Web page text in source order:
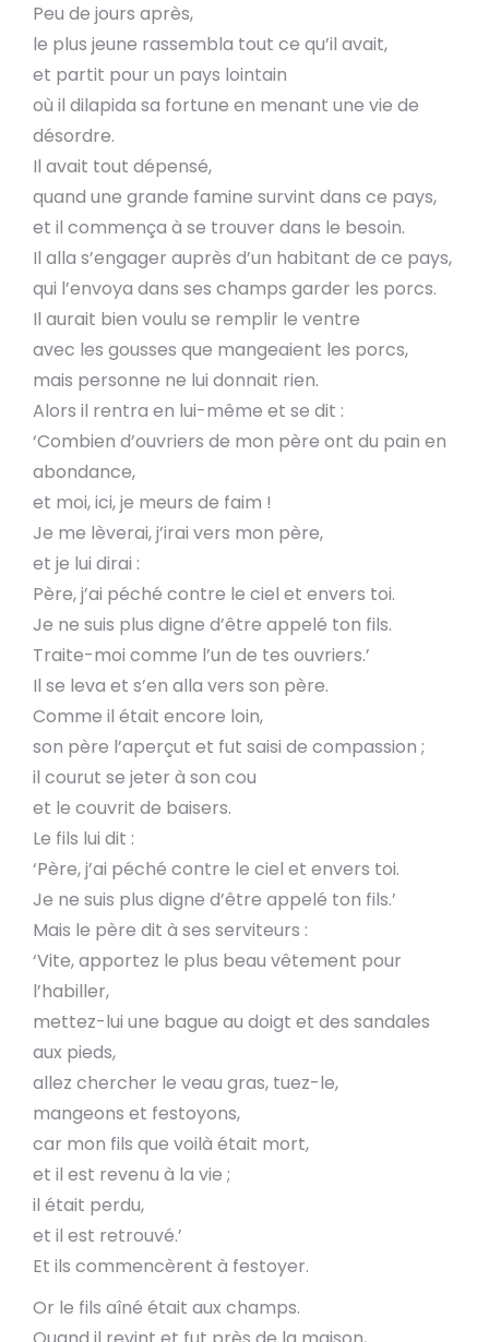
Peu de jours après,
le plus jeune rassembla tout ce qu’il avait,
et partit pour un pays lointain
où il dilapida sa fortune en menant une vie de
désordre.
Il avait tout dépensé,
quand une grande famine survint dans ce pays,
et il commença à se trouver dans le besoin.
Il alla s’engager auprès d’un habitant de ce pays,
qui l’envoya dans ses champs garder les porcs.
Il aurait bien voulu se remplir le ventre
avec les gousses que mangeaient les porcs,
mais personne ne lui donnait rien.
Alors il rentra en lui-même et se dit :
‘Combien d’ouvriers de mon père ont du pain en
abondance,
et moi, ici, je meurs de faim !
Je me lèverai, j’irai vers mon père,
et je lui dirai :
Père, j’ai péché contre le ciel et envers toi.
Je ne suis plus digne d’être appelé ton fils.
Traite-moi comme l’un de tes ouvriers.’
Il se leva et s’en alla vers son père.
Comme il était encore loin,
son père l’aperçut et fut saisi de compassion ;
il courut se jeter à son cou
et le couvrit de baisers.
Le fils lui dit :
‘Père, j’ai péché contre le ciel et envers toi.
Je ne suis plus digne d’être appelé ton fils.’
Mais le père dit à ses serviteurs :
‘Vite, apportez le plus beau vêtement pour
l’habiller,
mettez-lui une bague au doigt et des sandales
aux pieds,
allez chercher le veau gras, tuez-le,
mangeons et festoyons,
car mon fils que voilà était mort,
et il est revenu à la vie ;
il était perdu,
et il est retrouvé.’
Et ils commencèrent à festoyer.
Or le fils aîné était aux champs.